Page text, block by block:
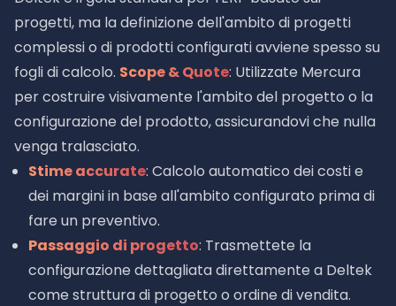
progetti, ma la definizione dell'ambito di progetti
complessi o di prodotti configurati avviene spesso su
fogli di calcolo. Scope & Quote: Utilizzate Mercura
per costruire visivamente l'ambito del progetto o la
configurazione del prodotto, assicurandovi che nulla
venga tralasciato.
Stime accurate: Calcolo automatico dei costi e
dei margini in base all'ambito configurato prima di
fare un preventivo.
Passaggio di progetto: Trasmettete la
configurazione dettagliata direttamente a Deltek
come struttura di progetto o ordine di vendita.